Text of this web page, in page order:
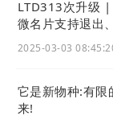
20世纪四五
命，高速计
建了一个数字
人类的设备在
LTD313次升级 |
微名片支持退出
2025-03-03
它是新物种:有限
来!